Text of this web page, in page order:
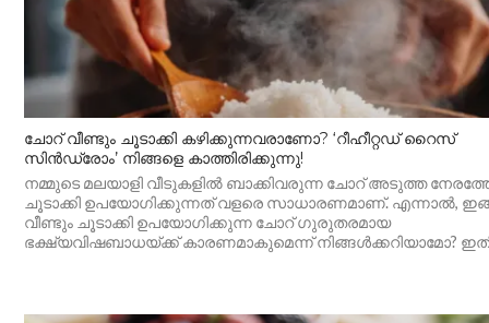
ചോറ് വീണ്ടും ചൂടാക്കി കഴിക്കുന്നവരാണോ? ‘റീഹീറ്റഡ് റൈസ്
സിൻഡ്രോം’ നിങ്ങളെ കാത്തിരിക്കുന്നു!
നമ്മുടെ മലയാളി വീടുകളിൽ ബാക്കിവരുന്ന ചോറ് അടുത്ത
ചൂടാക്കി ഉപയോഗിക്കുന്നത് വളരെ സാധാരണമാണ്. എന്നാൽ,
വീണ്ടും ചൂടാക്കി ഉപയോഗിക്കുന്ന ചോറ് ഗുരുതരമായ
ഭക്ഷ്യവിഷബാധയ്ക്ക് കാരണമാകുമെന്ന് നിങ്ങൾക്കറിയാമോ?